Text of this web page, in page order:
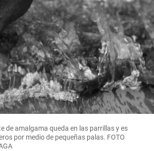
de amalgama queda en las parrillas y es
por medio de pequeñas palas. FOTO